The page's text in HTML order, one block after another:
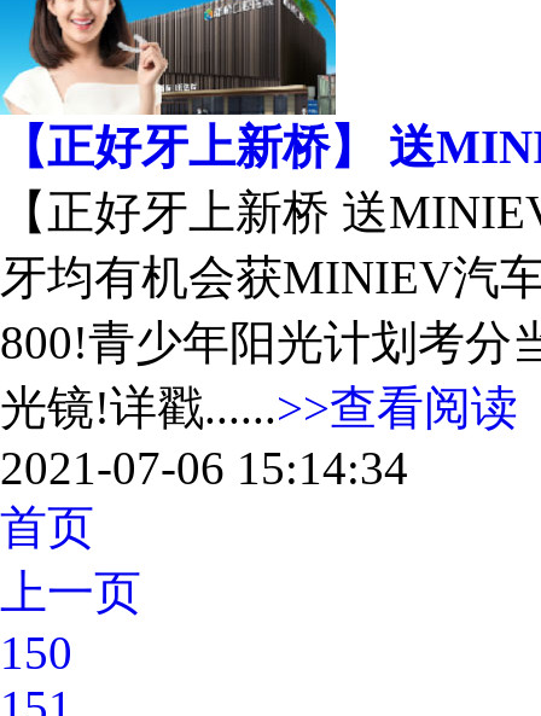
【正好牙上新桥】 送
【正好牙上新桥 送
牙均有机会获MINIEV汽
800!青少年阳光计划考分
光镜!详戳......>>查看阅读
2021-07-06 15:14:34
首页
上一页
150